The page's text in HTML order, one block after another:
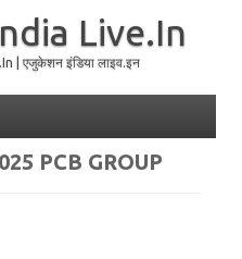
Live.In
| एजुकेशन इंडिया लाइव.इन
PCB GROUP